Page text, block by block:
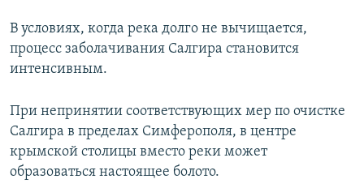
В условиях, когда река долго не вычищается,
процесс заболачивания Салгира становится
интенсивным.
При непринятии соответствующих мер по очистке
Салгира в пределах Симферополя, в центре
крымской столицы вместо реки может
образоваться настоящее болото.